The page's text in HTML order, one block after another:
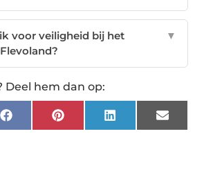
voor veiligheid bij het
▼
Deel hem dan op:
FacebookPinterest LinkedIn Email